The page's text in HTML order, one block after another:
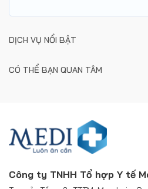
DỊCH VỤ NỔI BẬT
CÓ THỂ BẠN QUAN TÂM
Công ty TNHH Tổ hợp Y tế